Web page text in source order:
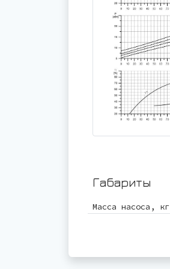
Габариты
Масса насоса, кг